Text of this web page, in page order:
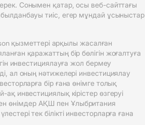
Сонымен қатар, осы веб-сайттағы
тиіс, егер мұндай ұсыныстар
қызметтері арқылы жасалған
қаражаттың бір бөлігін жоғалтуға
инвестициялауға жол бермеу
ал оның нәтижелері инвестициялау
бір ғана өнімге толық
инвестициялық кірістер өзгеруі
өнімдер АҚШ пен Ұлыбритания
тек білікті инвесторларға ғана